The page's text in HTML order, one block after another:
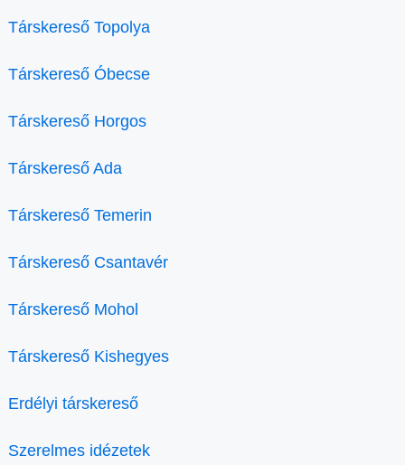
Társkereső Topolya
Társkereső Óbecse
Társkereső Horgos
Társkereső Ada
Társkereső Temerin
Társkereső Csantavér
Társkereső Mohol
Társkereső Kishegyes
Erdélyi társkereső
Szerelmes idézetek